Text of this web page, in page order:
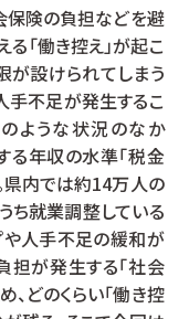
保険の負担などを避
「働き控え」が起こ
が設けられてしまう
手不足が発生するこ
ような状況のなか
年収の水準「税金
県内では約14万人の
ち就業調整している
や人手不足の緩和が
担が発生する「社会
どのくらい「働き控